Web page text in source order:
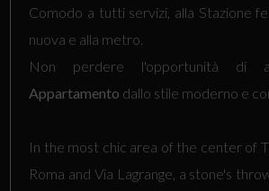
Comodo a tutti servizi, alla Stazione
nuova e alla metro.
Non perdere l'opportunità di
Appartamento dallo stile moderno e
In the most chic area of the center of
Roma and Via Lagrange, a stone's